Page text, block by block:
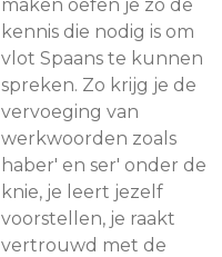
maken oefen je zo de
kennis die nodig is om
vlot Spaans te kunnen
spreken. Zo krijg je de
vervoeging van
werkwoorden zoals
haber' en ser' onder de
knie, je leert jezelf
voorstellen, je raakt
vertrouwd met de